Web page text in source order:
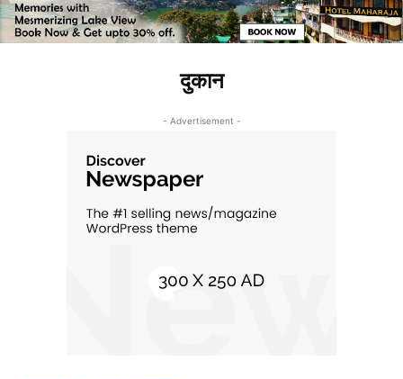
दुकान
- Advertisement -